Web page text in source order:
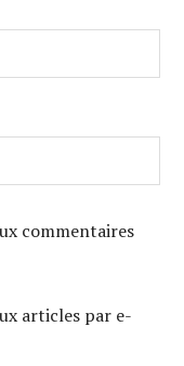
commentaires
articles par e-